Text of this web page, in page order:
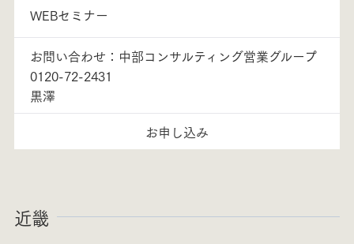
WEBセミナー
お問い合わせ：中部コンサルティング営業グループ
0120-72-2431
黒澤
お申し込み
近畿